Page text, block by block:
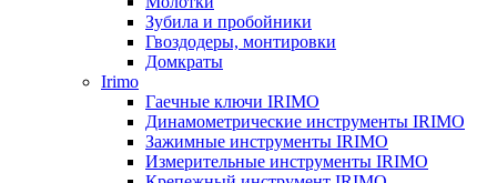
Зубила и пробойники
Гвоздодеры, монтировки
Домкраты
Irimo
Гаечные ключи IRIMO
Динамометрические инструменты IRIMO
Зажимные инструменты IRIMO
Измерительные инструменты IRIMO